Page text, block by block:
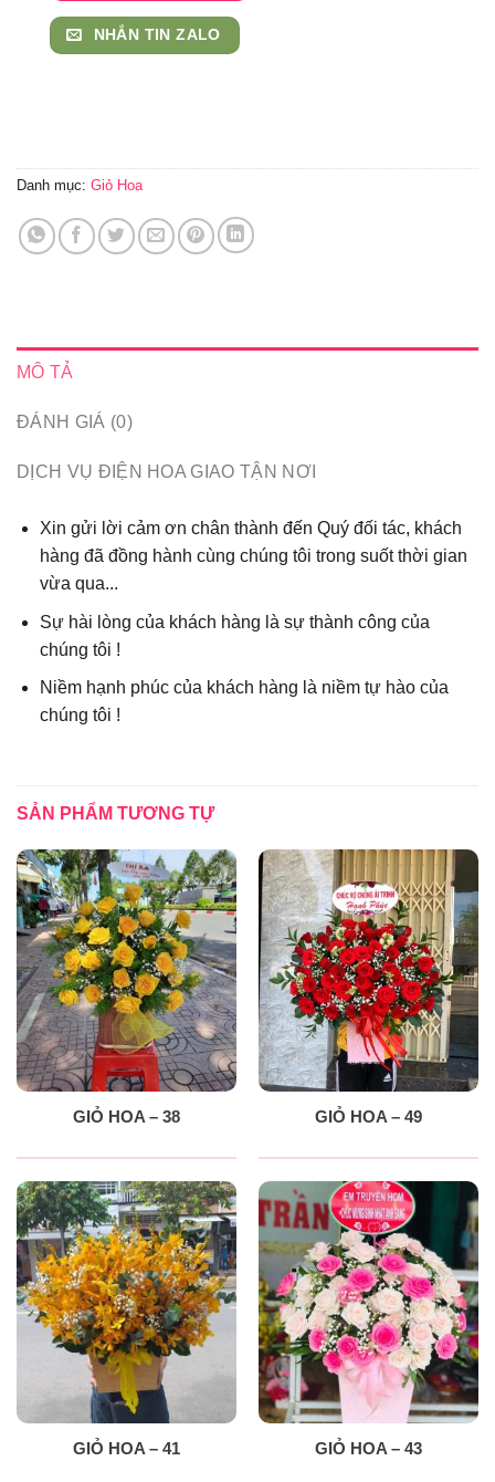
NHẮN TIN ZALO
Danh mục: Giỏ Hoa
MÔ TẢ
ĐÁNH GIÁ (0)
DỊCH VỤ ĐIỆN HOA GIAO TẬN NƠI
Xin gửi lời cảm ơn chân thành đến Quý đối tác, khách
hàng đã đồng hành cùng chúng tôi trong suốt thời gian
vừa qua...
Sự hài lòng của khách hàng là sự thành công của
chúng tôi !
Niềm hạnh phúc của khách hàng là niềm tự hào của
chúng tôi !
SẢN PHẨM TƯƠNG TỰ
GIỎ HOA – 38 GIỎ HOA – 49
GIỎ HOA – 41 GIỎ HOA – 43